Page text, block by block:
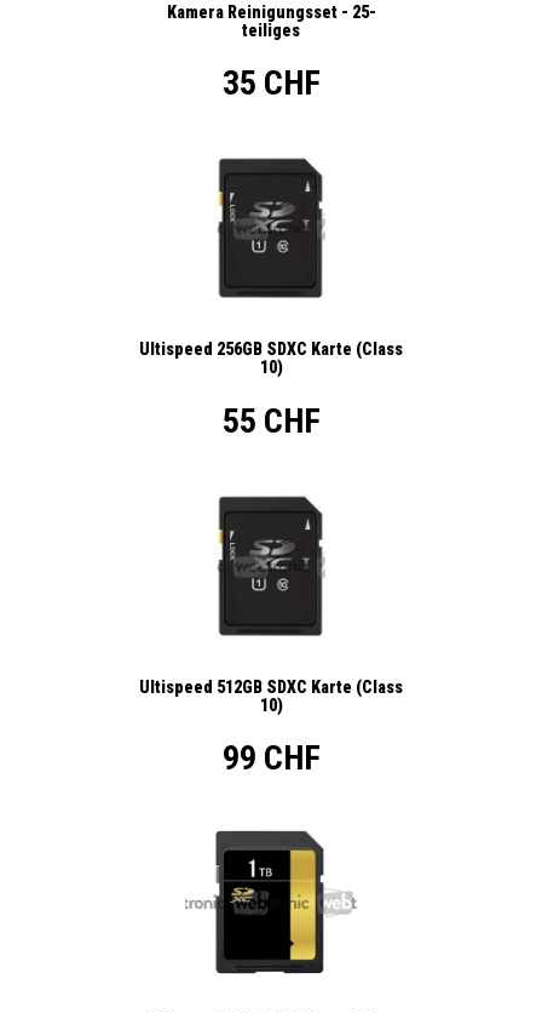
Kamera Reinigungsset - 25-
teiliges
35 CHF
Ultispeed 256GB SDXC Karte (Class
10)
55 CHF
Ultispeed 512GB SDXC Karte (Class
10)
99 CHF